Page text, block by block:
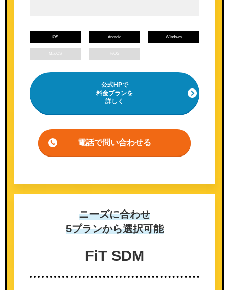
iOS Android Windows
MacOS tvOS
公式HPで
料金プランを
詳しく
電話で問い合わせる
ニーズに合わせ
5プランから選択可能
FiT SDM